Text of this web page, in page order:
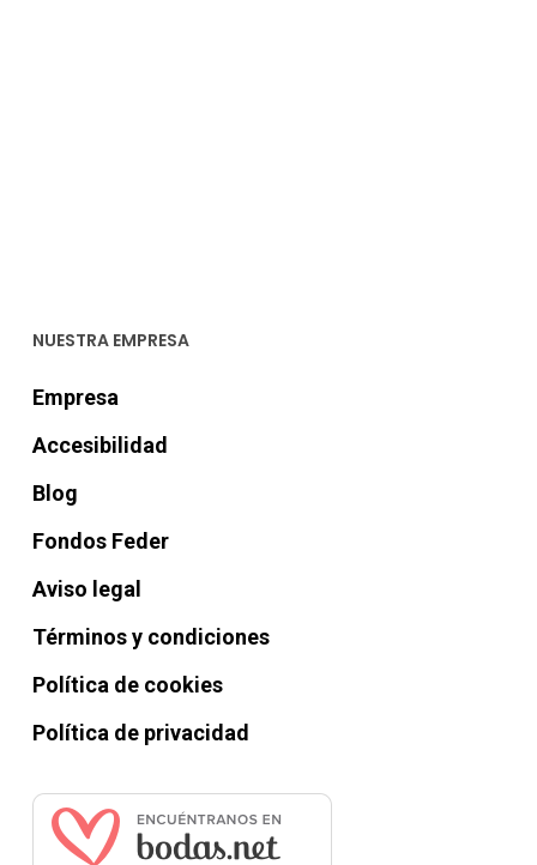
NUESTRA EMPRESA
Empresa
Accesibilidad
Blog
Fondos Feder
Aviso legal
Términos y condiciones
Política de cookies
Política de privacidad